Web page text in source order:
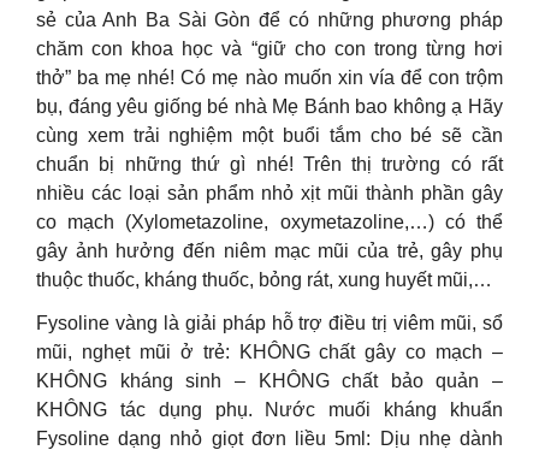
sẻ của Anh Ba Sài Gòn để có những phương pháp
chăm con khoa học và “giữ cho con trong từng hơi
thở” ba mẹ nhé! Có mẹ nào muốn xin vía để con trộm
bụ, đáng yêu giống bé nhà Mẹ Bánh bao không ạ Hãy
cùng xem trải nghiệm một buổi tắm cho bé sẽ cần
chuẩn bị những thứ gì nhé! Trên thị trường có rất
nhiều các loại sản phẩm nhỏ xịt mũi thành phần gây
co mạch (Xylometazoline, oxymetazoline,…) có thể
gây ảnh hưởng đến niêm mạc mũi của trẻ, gây phụ
thuộc thuốc, kháng thuốc, bỏng rát, xung huyết mũi,…
Fysoline vàng là giải pháp hỗ trợ điều trị viêm mũi, sổ
mũi, nghẹt mũi ở trẻ: KHÔNG chất gây co mạch –
KHÔNG kháng sinh – KHÔNG chất bảo quản –
KHÔNG tác dụng phụ. Nước muối kháng khuẩn
Fysoline dạng nhỏ giọt đơn liều 5ml: Dịu nhẹ dành